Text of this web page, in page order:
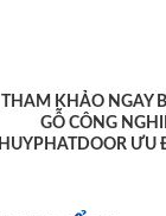
THAM KHẢO NGAY
GỖ CÔNG
HUYPHATDOOR ƯU